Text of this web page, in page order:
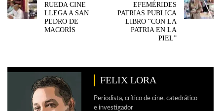
RUEDA CINE
LLEGA A SAN
PEDRO DE
MACORÍS
EFEMÉRIDES
PATRIAS PUBLICA
LIBRO “CON LA
PATRIA EN LA
PIEL”
FELIX LORA
Periodista, crítico de cine, catedrático
e investigador